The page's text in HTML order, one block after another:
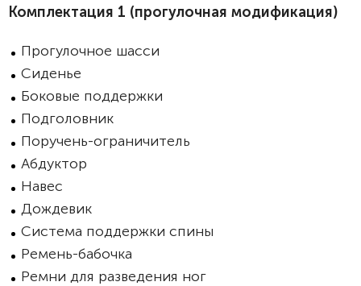
Комплектация 1 (прогулочная модификация)
Прогулочное шасси
Сиденье
Боковые поддержки
Подголовник
Поручень-ограничитель
Абдуктор
Навес
Дождевик
Система поддержки спины
Ремень-бабочка
Ремни для разведения ног